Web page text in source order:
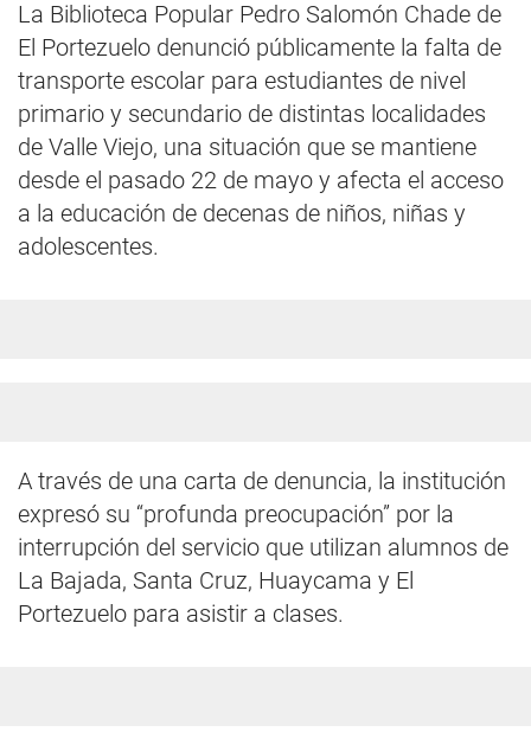
La Biblioteca Popular Pedro Salomón Chade de
El Portezuelo denunció públicamente la falta de
transporte escolar para estudiantes de nivel
primario y secundario de distintas localidades
de Valle Viejo, una situación que se mantiene
desde el pasado 22 de mayo y afecta el acceso
a la educación de decenas de niños, niñas y
adolescentes.
A través de una carta de denuncia, la institución
expresó su “profunda preocupación” por la
interrupción del servicio que utilizan alumnos de
La Bajada, Santa Cruz, Huaycama y El
Portezuelo para asistir a clases.